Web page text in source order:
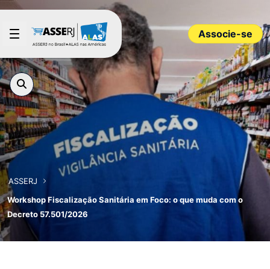
Pular para o Conteúdo principal
Associe-se
ASSERJ
Workshop Fiscalização Sanitária em Foco: o que muda com o
Decreto 57.501/2026